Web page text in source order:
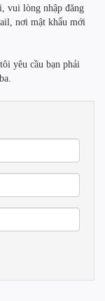
vui lòng nhập đăng
nơi mật khẩu mới
yêu cầu bạn phải